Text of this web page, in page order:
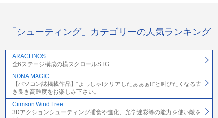
「シューティング」カテゴリーの人気ランキング
ARACHNOS
全6ステージ構成の横スクロールSTG
NONA MAGIC
【パソコン誌掲載作品】“よっしゃ!クリアしたぁぁぁ!!”と叫びたくなる古
き良き高難度をお楽しみ下さい。
Crimson Wind Free
3Dアクションシューティング捕食や進化、光学迷彩等の能力を使い敵を